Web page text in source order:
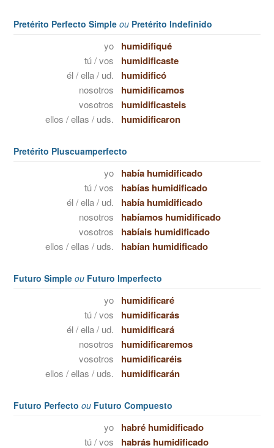
Pretérito Perfecto Simple ou Pretérito Indefinido
yo humidifiqué
tú / vos humidificaste
él / ella / ud. humidificó
nosotros humidificamos
vosotros humidificasteis
ellos / ellas / uds. humidificaron
Pretérito Pluscuamperfecto
yo había humidificado
tú / vos habías humidificado
él / ella / ud. había humidificado
nosotros habíamos humidificado
vosotros habíais humidificado
ellos / ellas / uds. habían humidificado
Futuro Simple ou Futuro Imperfecto
yo humidificaré
tú / vos humidificarás
él / ella / ud. humidificará
nosotros humidificaremos
vosotros humidificaréis
ellos / ellas / uds. humidificarán
Futuro Perfecto ou Futuro Compuesto
yo habré humidificado
tú / vos habrás humidificado